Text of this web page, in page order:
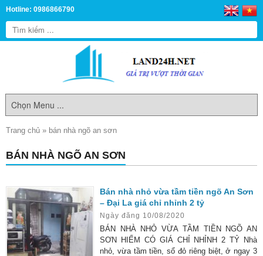
Hotline: 0986866790
Trang chủ » bán nhà ngõ an sơn
BÁN NHÀ NGÕ AN SƠN
Bán nhà nhỏ vừa tầm tiền ngõ An Sơn
– Đại La giá chỉ nhỉnh 2 tỷ
Ngày đăng 10/08/2020
BÁN NHÀ NHỎ VỪA TẦM TIỀN NGÕ AN
SƠN HIẾM CÓ GIÁ CHỈ NHỈNH 2 TỶ Nhà
nhỏ, vừa tầm tiền, sổ đỏ riêng biệt, ở ngay 3